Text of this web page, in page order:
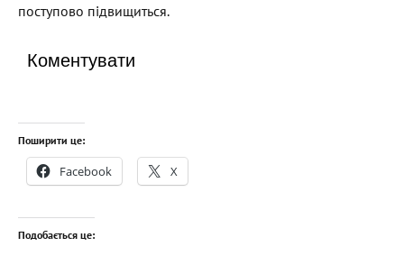
поступово підвищиться.
Коментувати
Поширити це:
Facebook X
Подобається це: